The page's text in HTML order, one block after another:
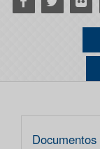
Documentos